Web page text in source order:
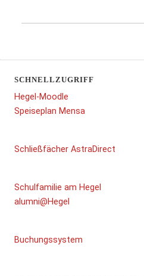
SCHNELLZUGRIFF
Hegel-Moodle
Speiseplan Mensa
Schließfächer AstraDirect
Schulfamilie am Hegel
alumni@Hegel
Buchungssystem